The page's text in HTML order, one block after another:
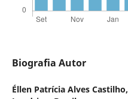
Biografia Autor
Éllen Patrícia Alves Castilho,